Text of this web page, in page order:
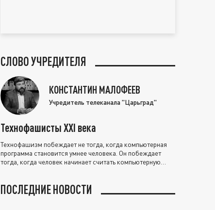
СЛОВО УЧРЕДИТЕЛЯ
КОНСТАНТИН МАЛОФЕЕВ
Учредитель телеканала "Царьград"
Технофашисты XXI века
Технофашизм побеждает не тогда, когда компьютерная
программа становится умнее человека. Он побеждает
тогда, когда человек начинает считать компьютерную
ПОСЛЕДНИЕ НОВОСТИ